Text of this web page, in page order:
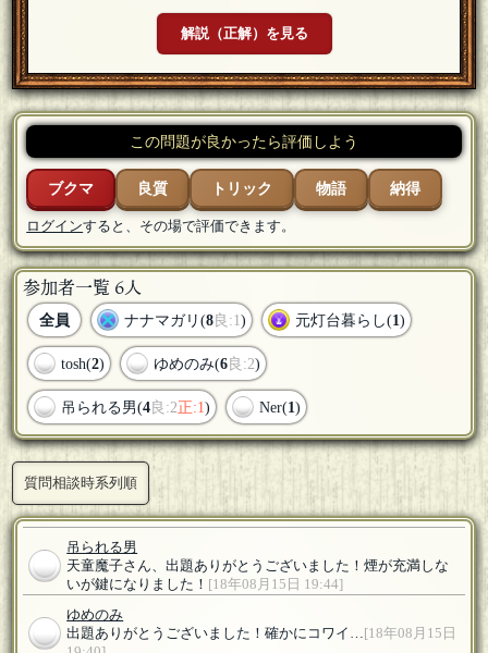
解説（正解）を見る
この問題が良かったら評価しよう
ブクマ 良質 トリック 物語 納得
ログインすると、その場で評価できます。
参加者一覧 6人
全員 ナナマガリ(8良:1) 元灯台暮らし(1)
tosh(2) ゆめのみ(6良:2)
吊られる男(4良:2正:1) Ner(1)
質問相談時系列順
吊られる男
天童魔子さん、出題ありがとうございました！煙が充満しな
いが鍵になりました！ [18年08月15日 19:44]
ゆめのみ
出題ありがとうございました！確かにコワイ… [18年08月15日